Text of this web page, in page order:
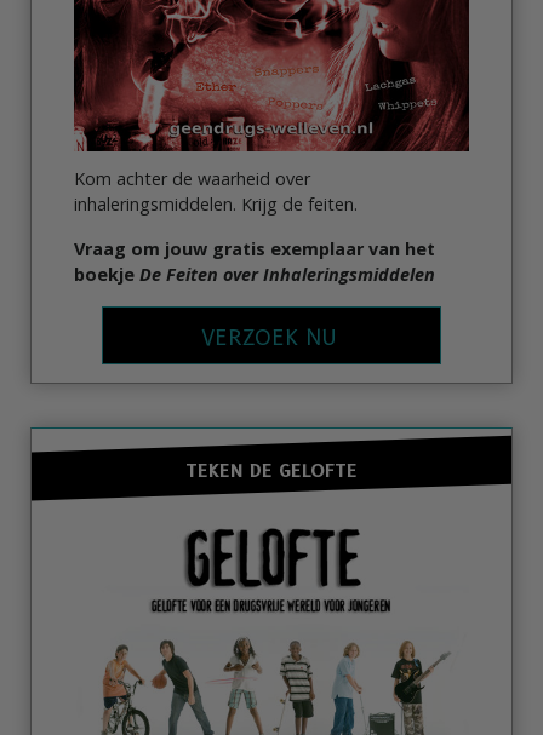
Kom achter de waarheid over
inhaleringsmiddelen. Krijg de feiten.
Vraag om jouw gratis exemplaar van het
boekje De Feiten over Inhaleringsmiddelen
VERZOEK NU
TEKEN DE GELOFTE